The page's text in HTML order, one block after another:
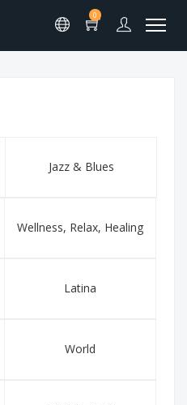
0
Jazz & Blues
Wellness, Relax, Healing
Latina
World